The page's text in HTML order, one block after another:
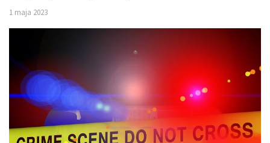
1 maja 2023